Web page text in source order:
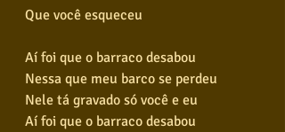
Que você esqueceu
Aí foi que o barraco desabou
Nessa que meu barco se perdeu
Nele tá gravado só você e eu
Aí foi que o barraco desabou